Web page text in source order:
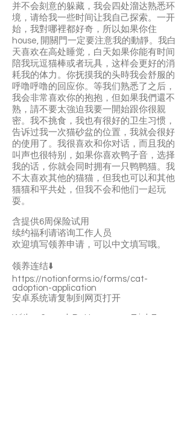
并不会刻意的躲藏，我会四处溜达熟悉环
境，请给我一些时间让我自己探索。一开
始，我對哪裡都好奇，所以如果你住
house, 開關門一定要注意我的動靜。我白
天喜欢在高处睡觉，白天如果你能有时间
陪我玩逗猫棒或者玩具，这样会更好的消
耗我的体力。你抚摸我的头時我会舒服的
呼噜呼噜的回应你。等我们熟悉了之后，
我会非常喜欢你的抱抱，但如果我們還不
熟，請不要太強迫我要一開始跟你很親
密。我不挑食，我也有很好的卫生习惯，
告诉过我一次猫砂盆的位置，我就会很好
的使用了。我很喜欢和你对话，而且我的
叫声也很特别，如果你喜欢鸭子音，选择
我的话，你就会同时拥有一只鸭鸭猫。我
不太喜欢其他的猫猫，但我也可以和其他
猫猫和平共处，但我不会和他们一起玩
耍。
含提供6周保险试用
续约福利请谘询工作人员
欢迎填写领养申请，可以中文填写哦。
领养连结⬇️
https://notionforms.io/forms/cat-
adoption-application
安卓系统请复制到网页打开
With a 6-week Pet Insurance Trial. For